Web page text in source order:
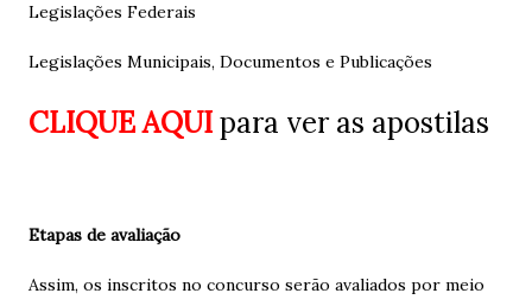
Legislações Federais
Legislações Municipais, Documentos e Publicações
CLIQUE AQUIpara ver as apostilas
Etapas de avaliação
Assim, os inscritos no concurso serão avaliados por meio